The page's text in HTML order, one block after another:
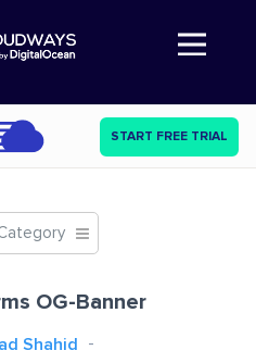
Abre a navegação
START FREE TRIAL
OG-Banner
Shahid